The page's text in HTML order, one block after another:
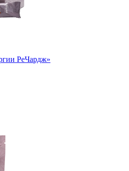
РеЧардж»